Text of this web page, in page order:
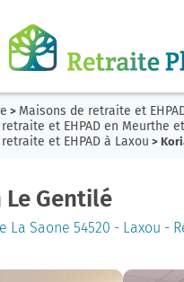
> Maisons de retraite et
et EHPAD en Meurthe
et EHPAD à Laxou >
Le Gentilé
La Saone 54520 - Laxou -